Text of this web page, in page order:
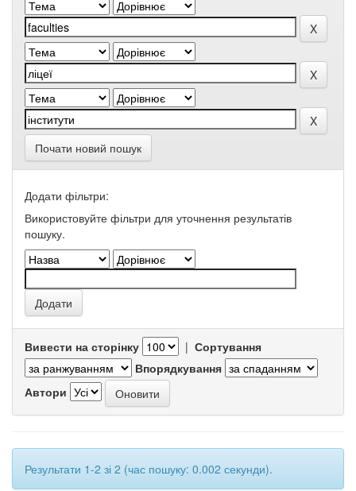
Почати новий пошук
Додати фільтри:
Використовуйте фільтри для уточнення результатів
пошуку.
Вивести на сторінку | Сортування
Впорядкування
Автори
Результати 1-2 зі 2 (час пошуку: 0.002 секунди).